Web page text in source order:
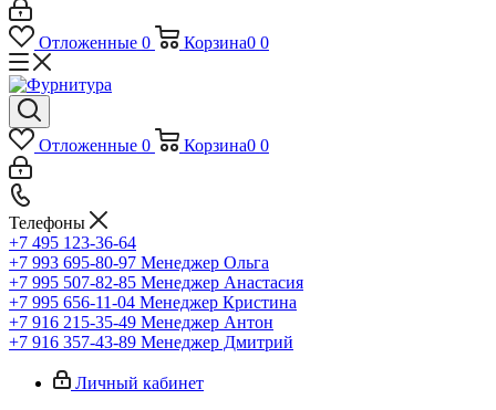
Отложенные 0 Корзина0 0
Отложенные 0 Корзина0 0
Телефоны
+7 495 123-36-64
+7 993 695-80-97 Менеджер Ольга
+7 995 507-82-85 Менеджер Анастасия
+7 995 656-11-04 Менеджер Кристина
+7 916 215-35-49 Менеджер Антон
+7 916 357-43-89 Менеджер Дмитрий
Личный кабинет